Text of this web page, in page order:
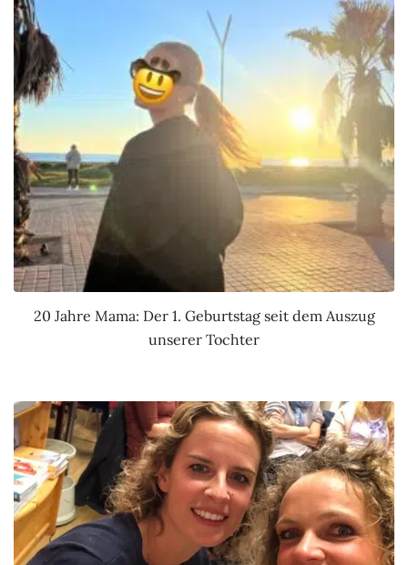
20 Jahre Mama: Der 1. Geburtstag seit dem Auszug
unserer Tochter